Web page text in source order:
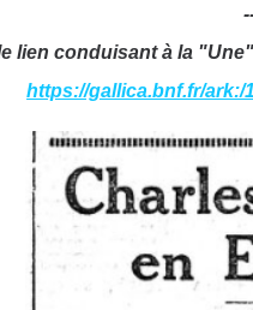
lien conduisant à la
https://gallica.bnf.fr/ark:/